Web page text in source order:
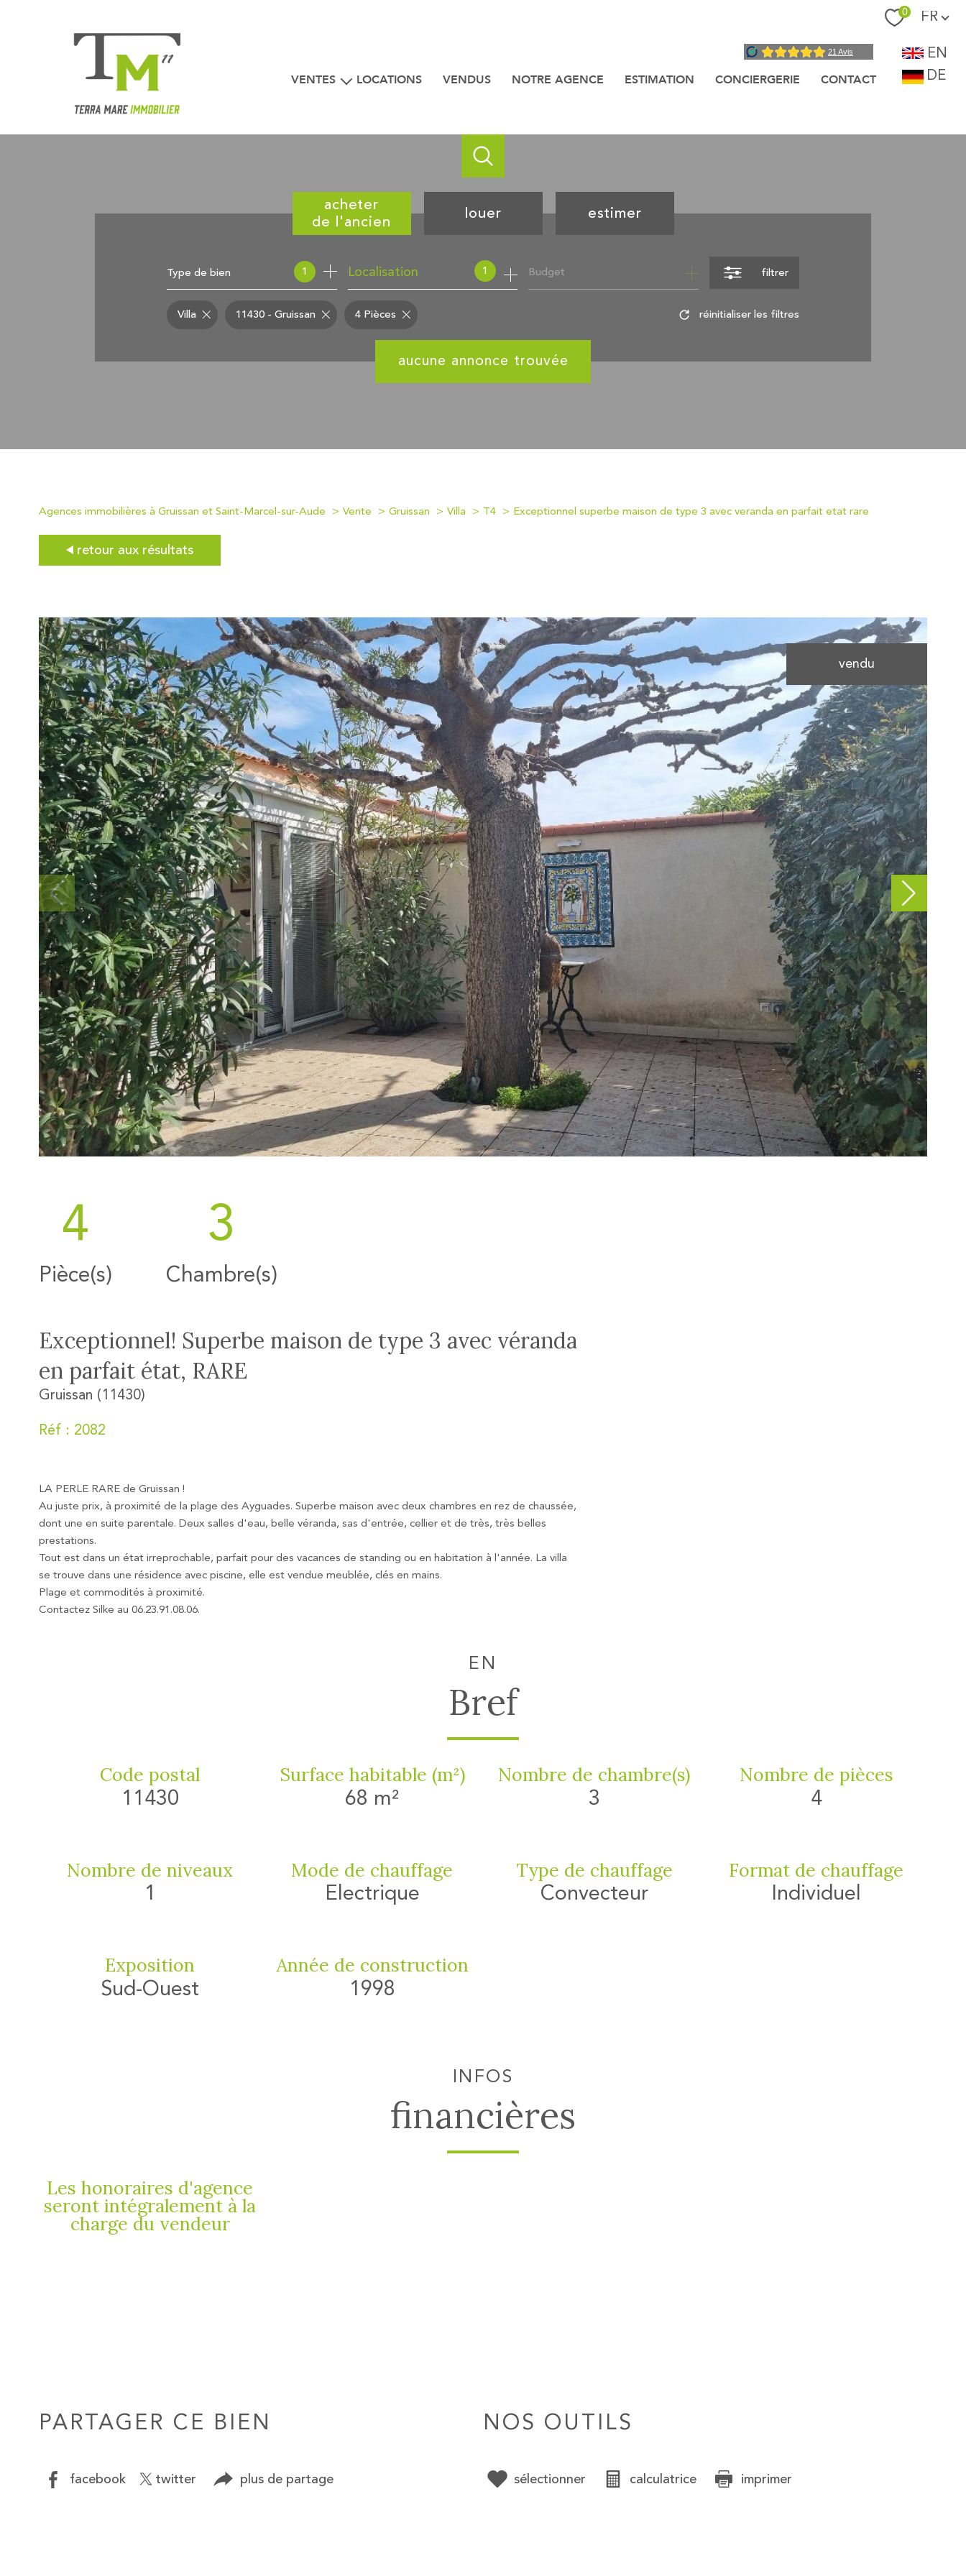
0 Langue
FR
EN
DE
VENTES
Nos biens en bord de mer
LOCATIONS VENDUS NOTRE AGENCE ESTIMATION CONCIERGERIE CONTACT
acheter
de l'ancien
de l'ancien
louer
à l'année
estimer
Type de bien 1 1
Localisation Budget filtrer
aucune annonce trouvée
Villa 11430 - Gruissan 4 Pièces réinitialiser les filtres
Agences immobilières à Gruissan et Saint-Marcel-sur-Aude Vente Gruissan Villa T4 Exceptionnel superbe maison de type 3 avec veranda en parfait etat rare
retour aux résultats
vendu
4
Pièce(s)
3
Chambre(s)
Exceptionnel! Superbe maison de type 3 avec véranda
en parfait état, RARE
Gruissan (11430)
Réf : 2082
LA PERLE RARE de Gruissan !
Au juste prix, à proximité de la plage des Ayguades. Superbe maison avec deux chambres en rez de chaussée,
dont une en suite parentale. Deux salles d'eau, belle véranda, sas d'entrée, cellier et de très, très belles
prestations.
Tout est dans un état irreprochable, parfait pour des vacances de standing ou en habitation à l'année. La villa
se trouve dans une résidence avec piscine, elle est vendue meublée, clés en mains.
Plage et commodités à proximité.
Contactez Silke au 06.23.91.08.06.
EN
Bref
Code postal
11430
Surface habitable (m²)
68 m²
Nombre de chambre(s)
3
Nombre de pièces
4
Nombre de niveaux
1
Mode de chauffage
Electrique
Type de chauffage
Convecteur
Format de chauffage
Individuel
Exposition
Sud-Ouest
Année de construction
1998
INFOS
financières
Les honoraires d'agence
seront intégralement à la
charge du vendeur
PARTAGER CE BIEN
facebook twitter plus de partage
NOS OUTILS
sélectionner calculatrice imprimer